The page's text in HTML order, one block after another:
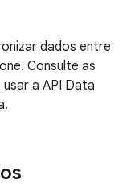
dados entre
Consulte as
a API Data